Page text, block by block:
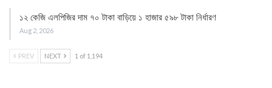
১২ কেজি এলপিজির দাম ৭০ টাকা বাড়িয়ে ১ হাজার ৫৯৮ টাকা নির্ধারণ
Aug 2, 2026
PREV NEXT 1 of 1,194